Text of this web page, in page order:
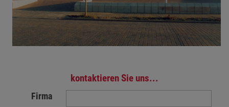
kontaktieren Sie uns...
Firma